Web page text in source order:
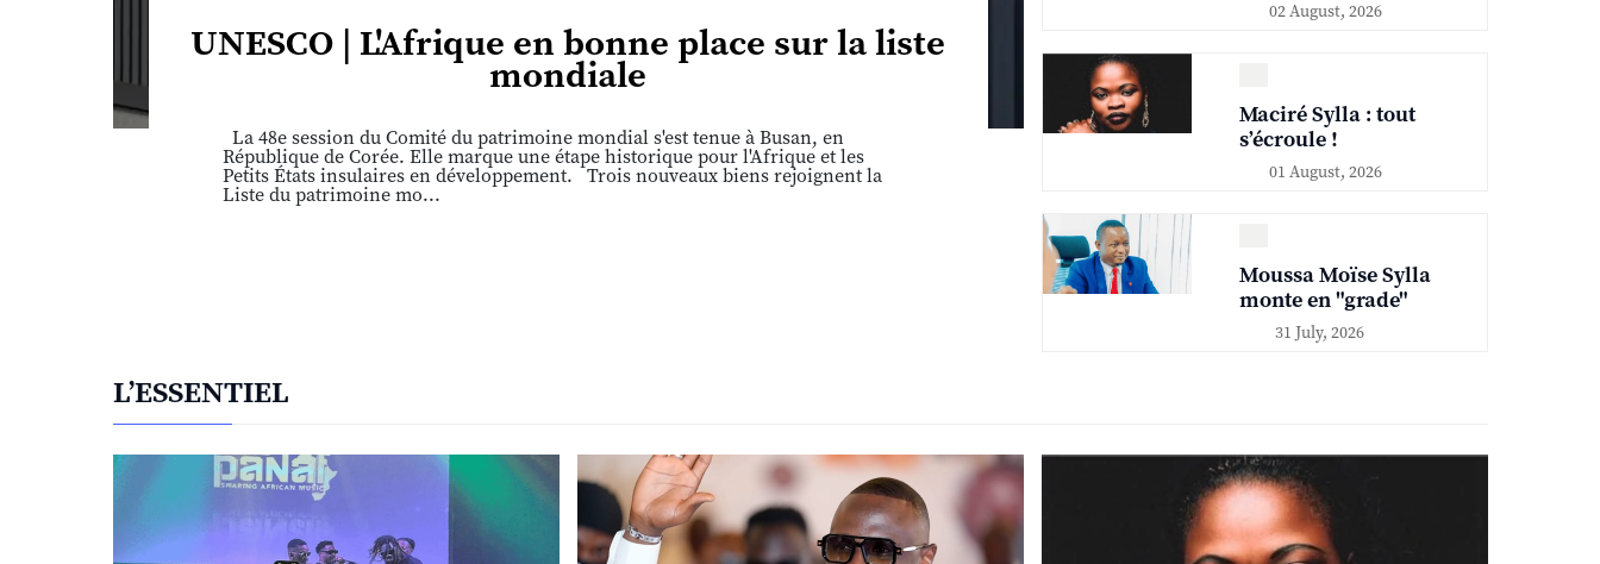
UNESCO | L'Afrique en bonne place sur la liste
mondiale
La 48e session du Comité du patrimoine mondial s'est tenue à Busan, en
République de Corée. Elle marque une étape historique pour l'Afrique et les
Petits États insulaires en développement. Trois nouveaux biens rejoignent la
Liste du patrimoine mo...
02 August, 2026
Maciré Sylla : tout
s’écroule !
01 August, 2026
Moussa Moïse Sylla
monte en "grade"
31 July, 2026
L’ESSENTIEL